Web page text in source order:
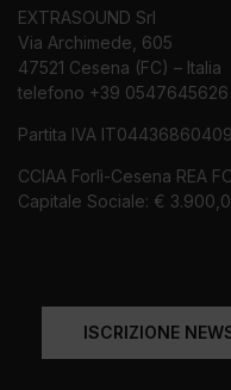
EXTRASOUND Srl
Via Archimede, 605
47521 Cesena (FC) – Italia
telefono +39 0547645626
Partita IVA IT04436860409
CCIAA Forlì-Cesena REA
Capitale Sociale: €
ISCRIZIONE